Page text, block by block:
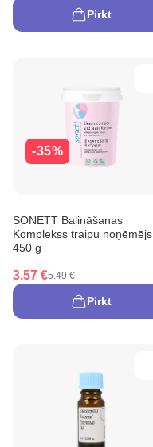
Pirkt
-35%
SONETT Balināšanas
Komplekss traipu noņēmējs,
450 g
3.57 €5.49 €
Pirkt